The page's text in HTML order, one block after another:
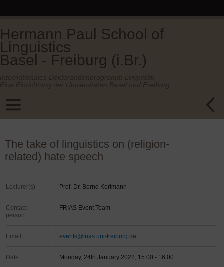
Hermann Paul School of
Linguistics
Basel - Freiburg (i.Br.)
The take of linguistics on (religion-
related) hate speech
Lecturer(s) Prof. Dr. Bernd Kortmann
Contact
person
FRIAS Event Team
Email events@frias.uni-freiburg.de
Date Monday, 24th January 2022, 15:00 - 16:00